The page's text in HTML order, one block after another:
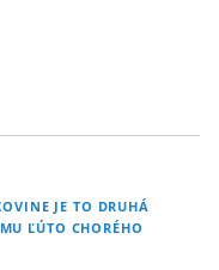
JE TO DRUHÁ
ĽÚTO CHORÉHO